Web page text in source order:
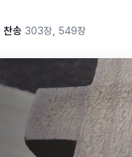
찬송 303장, 549장